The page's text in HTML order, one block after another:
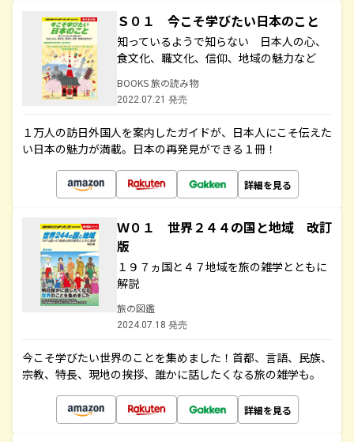
Ｓ０１ 今こそ学びたい日本のこと
知っているようで知らない 日本人の心、
食文化、職文化、信仰、地域の魅力など
BOOKS 旅の読み物
2022.07.21 発売
１万人の訪日外国人を案内したガイドが、日本人にこそ伝えた
い日本の魅力が満載。日本の再発見ができる１冊！
詳細を見る
Ｗ０１ 世界２４４の国と地域 改訂
版
１９７ヵ国と４７地域を旅の雑学とともに
解説
旅の図鑑
2024.07.18 発売
今こそ学びたい世界のことを集めました！首都、言語、民族、
宗教、特長、現地の挨拶、誰かに話したくなる旅の雑学も。
詳細を見る